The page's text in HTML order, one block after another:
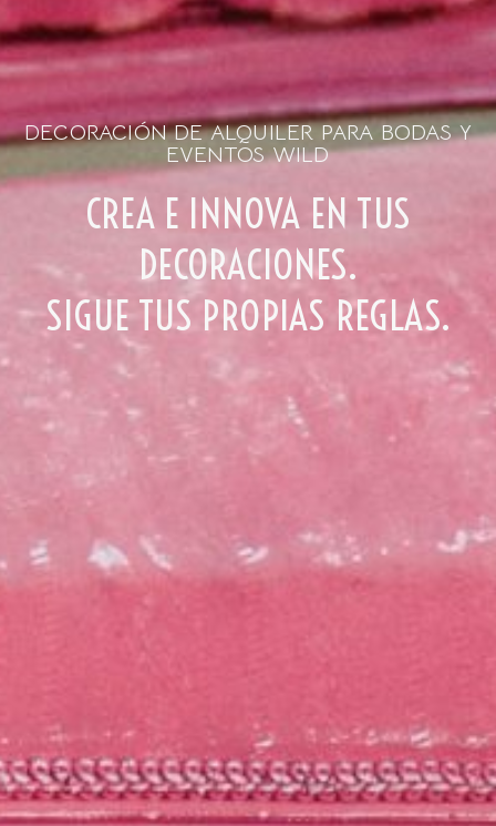
DECORACIÓN DE ALQUILER PARA BODAS Y
EVENTOS WILD
CREA E INNOVA EN TUS
DECORACIONES.
SIGUE TUS PROPIAS REGLAS.